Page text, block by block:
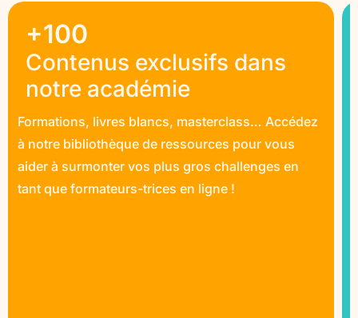
+100
Contenus exclusifs dans
notre académie
Formations, livres blancs, masterclass… Accédez
à notre bibliothèque de ressources pour vous
aider à surmonter vos plus gros challenges en
tant que formateurs-trices en ligne !